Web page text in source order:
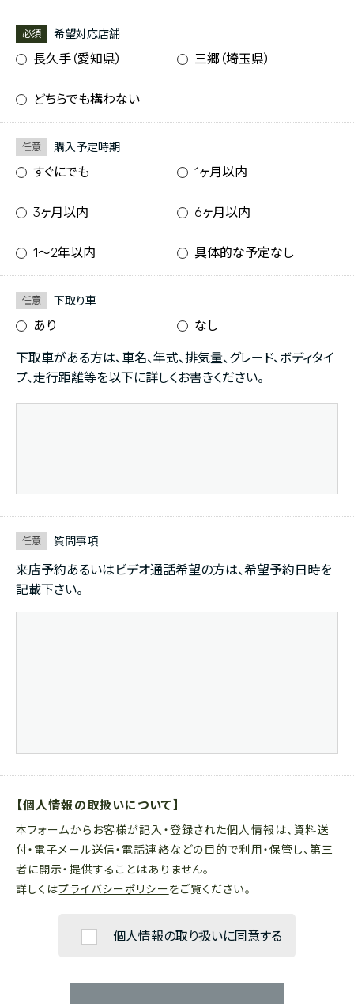
必須 希望対応店舗
長久手（愛知県） 三郷（埼玉県）
どちらでも構わない
任意 購入予定時期
すぐにでも 1ヶ月以内
3ヶ月以内 6ヶ月以内
1〜2年以内 具体的な予定なし
任意 下取り車
あり なし
下取車がある方は、車名、年式、排気量、グレード、ボディタイ
プ、走行距離等を以下に詳しくお書きください。
任意 質問事項
来店予約あるいはビデオ通話希望の方は、希望予約日時を
記載下さい。
【個人情報の取扱いについて】
本フォームからお客様が記入・登録された個人情報は、資料送
付・電子メール送信・電話連絡などの目的で利用・保管し、第三
者に開示・提供することはありません。
詳しくはプライバシーポリシーをご覧ください。
個人情報の取り扱いに同意する